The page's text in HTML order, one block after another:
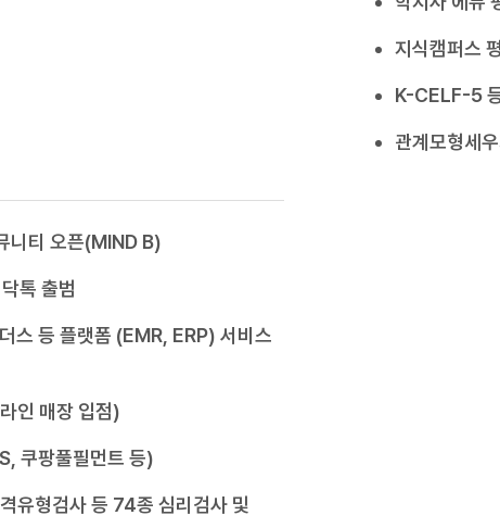
지식캠퍼스
K-CELF-5
관계모형세
니티 오픈(MIND B)
톡 출범
등 플랫폼 (EMR, ERP) 서비스
인 매장 입점)
쿠팡풀필먼트 등)
유형검사 등 74종 심리검사 및